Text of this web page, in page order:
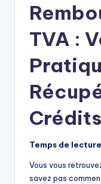
TVA :
Crédits
Temps de
Vous vous
savez pas